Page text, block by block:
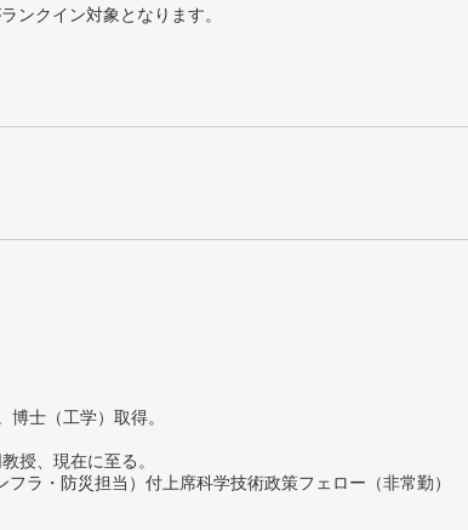
ンクイン対象となります。
士（工学）取得。
授、現在に至る。
ラ・防災担当）付上席科学技術政策フェロー（非常勤）